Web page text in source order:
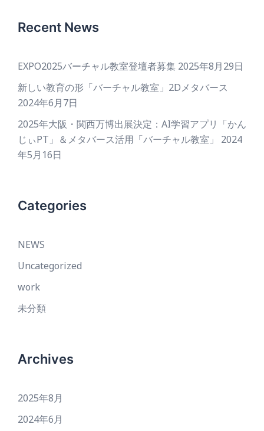
Recent News
EXPO2025バーチャル教室登壇者募集 2025年8月29日
新しい教育の形「バーチャル教室」2Dメタバース
2024年6月7日
2025年大阪・関西万博出展決定：AI学習アプリ「かん
じぃPT」＆メタバース活用「バーチャル教室」
2024
年5月16日
Categories
NEWS
Uncategorized
work
未分類
Archives
2025年8月
2024年6月